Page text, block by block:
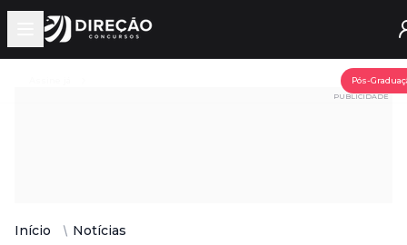
Open main menu
Pós-
PUBLICIDADE
Início Notícias